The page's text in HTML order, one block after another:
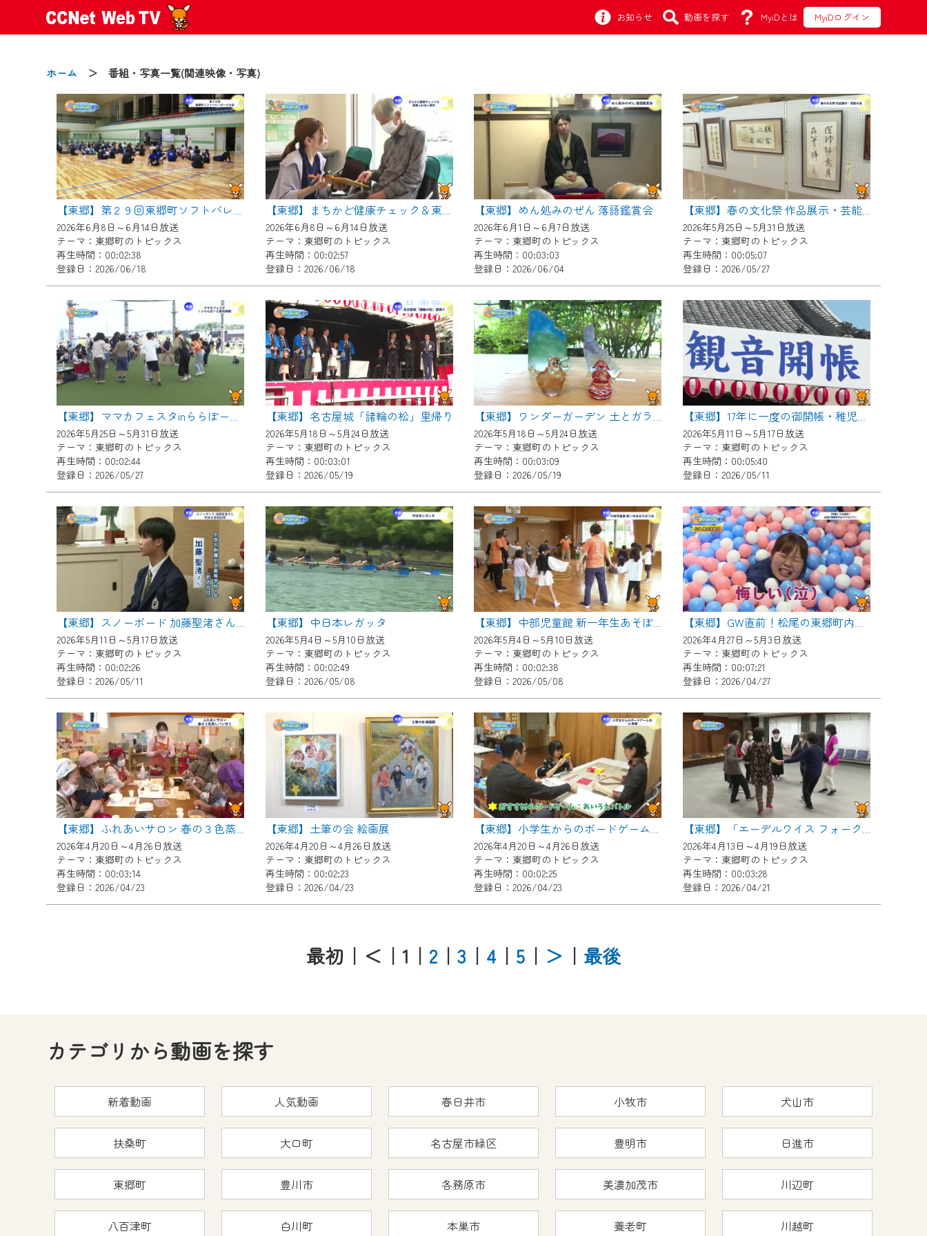
お知らせ 動画を探す MyiDとは MyiDログイン
ホーム ＞ 番組・写真一覧(関連映像・写真)
【東郷】第２９回東郷町ソフトバレーボール大会
2026年6月8日～6月14日放送
テーマ：東郷町のトピックス
再生時間：00:02:38
登録日：2026/06/18
【東郷】まちかど健康チェック＆東郷ふれあい朝市
2026年6月8日～6月14日放送
テーマ：東郷町のトピックス
再生時間：00:02:57
登録日：2026/06/18
【東郷】めん処みのぜん 落語鑑賞会
2026年6月1日～6月7日放送
テーマ：東郷町のトピックス
再生時間：00:03:03
登録日：2026/06/04
【東郷】春の文化祭 作品展示・芸能大会
2026年5月25日～5月31日放送
テーマ：東郷町のトピックス
再生時間：00:05:07
登録日：2026/05/27
【東郷】ママカフェスタinららぽーと愛知東郷
2026年5月25日～5月31日放送
テーマ：東郷町のトピックス
再生時間：00:02:44
登録日：2026/05/27
【東郷】名古屋城「諸輪の松」里帰り
2026年5月18日～5月24日放送
テーマ：東郷町のトピックス
再生時間：00:03:01
登録日：2026/05/19
【東郷】ワンダーガーデン 土とガラスとペインティング
2026年5月18日～5月24日放送
テーマ：東郷町のトピックス
再生時間：00:03:09
登録日：2026/05/19
【東郷】17年に一度の御開帳・稚児行列
2026年5月11日～5月17日放送
テーマ：東郷町のトピックス
再生時間：00:05:40
登録日：2026/05/11
【東郷】スノーボード 加藤聖渚さんが町長を表敬訪問
2026年5月11日～5月17日放送
テーマ：東郷町のトピックス
再生時間：00:02:26
登録日：2026/05/11
【東郷】中日本レガッタ
2026年5月4日～5月10日放送
テーマ：東郷町のトピックス
再生時間：00:02:49
登録日：2026/05/08
【東郷】中部児童館 新一年生あそぼう会
2026年5月4日～5月10日放送
テーマ：東郷町のトピックス
再生時間：00:02:38
登録日：2026/05/08
【東郷】GW直前！松尾の東郷町内おすすめプラン
2026年4月27日～5月3日放送
テーマ：東郷町のトピックス
再生時間：00:07:21
登録日：2026/04/27
【東郷】ふれあいサロン 春の３色蒸しパン作り
2026年4月20日～4月26日放送
テーマ：東郷町のトピックス
再生時間：00:03:14
登録日：2026/04/23
【東郷】土筆の会 絵画展
2026年4月20日～4月26日放送
テーマ：東郷町のトピックス
再生時間：00:02:23
登録日：2026/04/23
【東郷】小学生からのボードゲーム会in東郷
2026年4月20日～4月26日放送
テーマ：東郷町のトピックス
再生時間：00:02:25
登録日：2026/04/23
【東郷】「エーデルワイス フォークダンス」をご紹介！
2026年4月13日～4月19日放送
テーマ：東郷町のトピックス
再生時間：00:03:28
登録日：2026/04/21
最初 ｜＜ ｜1 ｜ 2 ｜ 3 ｜ 4 ｜ 5 ｜ ＞ ｜ 最後
カテゴリから動画を探す
新着動画 人気動画 春日井市 小牧市 犬山市
扶桑町 大口町 名古屋市緑区 豊明市 日進市
東郷町 豊川市 各務原市 美濃加茂市 川辺町
八百津町 白川町 本巣市 養老町 川越町
お知らせ
2024/09/02
動画配信サービス『CCNet Web TV』は2024年9月24日からリニューアルします！
【変更点】
◆デザイン変更により、お住まいの地域の動画コンテンツが一目瞭然。
◆当社アプリやＰＣブラウザから、いつでも・どこでも・外出先でも！
CCNetサービスエリア20市町の地域情報番組をご視聴いただけます！
【ご注意】
2024年9月24日からはご加入者様へのサービス向上のため、
『CCNet Web TV』を利用いただくには、一部コンテンツを除き、
CCNetサービスへの加入と『CCNetマイページ※』へのログインが必要となります。
何卒、ご理解ご了承の程よろしくお願いいたします。
※マイページへのログインには、MyIDが必要となります。
※MyIDとは、CCNet Web TVを含むCCNetの各種サービスをご利用頂くためのIDです。
IDはお客様が使っているメールアドレスで設定できます。
（GmailやYahooなどのフリーメールアドレスでも作成可能です）
※マイページへのログイン・MyIDの新規登録は
※CCNetアプリをご利用中の方は引き続きご視聴いただけます。
＜メンテナンス情報＞
CCNetWebTVのリニューアルにともないメンテナンス作業を予定しています。
日時 9/24 9:30～16:30
作業の間は、CCNetWebTVの画面が「メンテナンス中」になり、ご利用いただけません。
ご不便をおかけいたしますが、ご了承の程よろしくお願いいたします。